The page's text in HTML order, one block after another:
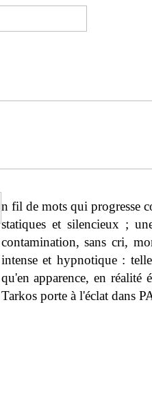
n fil de mots qui progresse
statiques et silencieux ;
contamination, sans cri,
intense et hypnotique :
qu'en apparence, en réalité
Tarkos porte à l'éclat dans